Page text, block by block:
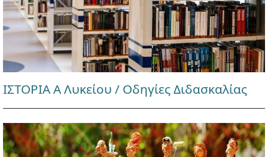
ΙΣΤΟΡΙΑ Α Λυκείου / Οδηγίες Διδασκαλίας